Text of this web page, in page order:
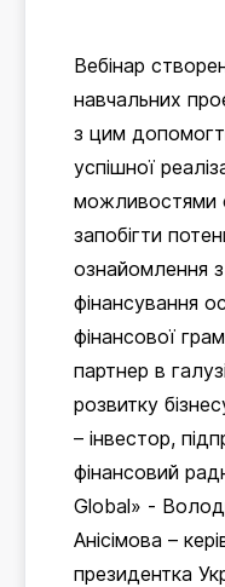
Вебінар
навчальних
з цим
успішної
можливостями
запобігти
ознайомлення
фінансування
фінансової
партнер в
розвитку
– інвестор,
фінансовий
Global» -
Анісімова –
президентка